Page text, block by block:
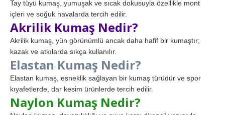
Tay tüyü kumaş, yumuşak ve sıcak dokusuyla özellikle mont
içleri ve soğuk havalarda tercih edilir.
Akrilik Kumaş Nedir?
Akrilik kumaş, yün görünümlü ancak daha hafif bir kumaştır;
kazak ve atkılarda sıkça kullanılır.
Elastan Kumaş Nedir?
Elastan kumaş, esneklik sağlayan bir kumaş türüdür ve spor
kıyafetlerde, dar kesim ürünlerde tercih edilir.
Naylon Kumaş Nedir?